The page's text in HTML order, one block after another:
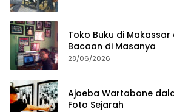
Toko Buku di
Bacaan di Masanya
28/06/2026
Ajoeba Wartabone
Foto Sejarah